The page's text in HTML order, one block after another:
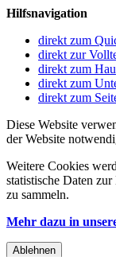
Hilfsnavigation
direkt zum
direkt zur
direkt zum
direkt zum
direkt zum
Diese Website
der Website
Weitere Cookies
statistische Daten
zu sammeln.
Mehr dazu in
Ablehnen